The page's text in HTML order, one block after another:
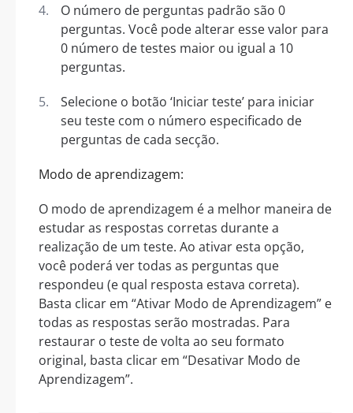
O número de perguntas padrão são 0
perguntas. Você pode alterar esse valor para
0 número de testes maior ou igual a 10
perguntas.
Selecione o botão ‘Iniciar teste’ para iniciar
seu teste com o número especificado de
perguntas de cada secção.
Modo de aprendizagem:
O modo de aprendizagem é a melhor maneira de
estudar as respostas corretas durante a
realização de um teste. Ao ativar esta opção,
você poderá ver todas as perguntas que
respondeu (e qual resposta estava correta).
Basta clicar em “Ativar Modo de Aprendizagem” e
todas as respostas serão mostradas. Para
restaurar o teste de volta ao seu formato
original, basta clicar em “Desativar Modo de
Aprendizagem”.